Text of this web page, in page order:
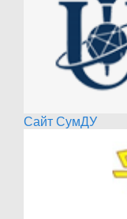
Сайт СумДУ